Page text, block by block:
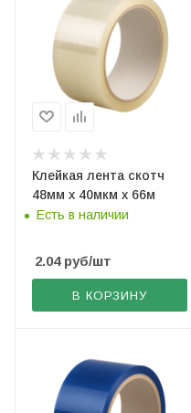
Клейкая лента скотч
48мм х 40мкм х 66м
Есть в наличии
2.04руб/шт
В КОРЗИНУ